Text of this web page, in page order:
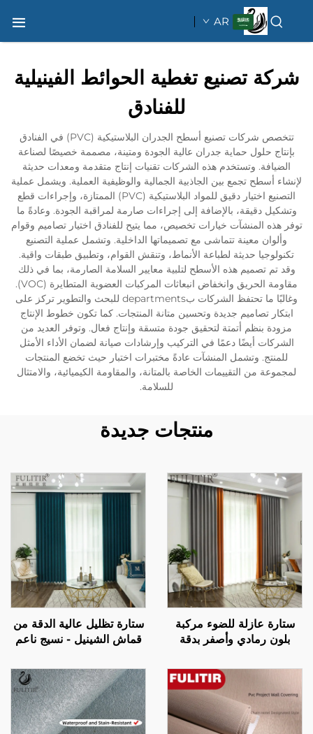
AR
شركة تصنيع تغطية الحوائط الفينيلية
للفنادق
تتخصص شركات تصنيع أسطح الجدران البلاستيكية (PVC) في الفنادق
بإنتاج حلول حماية جدران عالية الجودة ومتينة، مصممة خصيصًا لصناعة
الضيافة. وتستخدم هذه الشركات تقنيات إنتاج متقدمة ومعدات حديثة
لإنشاء أسطح تجمع بين الجاذبية الجمالية والوظيفية العملية. ويشمل عملية
التصنيع اختيار دقيق للمواد البلاستيكية (PVC) الممتازة، وإجراءات قطع
وتشكيل دقيقة، بالإضافة إلى إجراءات صارمة لمراقبة الجودة. وعادةً ما
توفر هذه المنشآت خيارات تخصيص، مما يتيح للفنادق اختيار تصاميم وقوام
وألوان معينة تتماشى مع تصميماتها الداخلية. وتشمل عملية التصنيع
تكنولوجيا حديثة لطباعة الأنماط، وتنقش القوام، وتطبيق طبقات واقية.
وقد تم تصميم هذه الأسطح لتلبية معايير السلامة الصارمة، بما في ذلك
مقاومة الحريق وانخفاض انبعاثات المركبات العضوية المتطايرة (VOC).
وغالبًا ما تحتفظ الشركات بdepartments للبحث والتطوير تركز على
ابتكار تصاميم جديدة وتحسين متانة المنتجات. كما تكون خطوط الإنتاج
مزودة بنظم أتمتة لتحقيق جودة متسقة وإنتاج فعال. وتوفر العديد من
الشركات أيضًا دعمًا في التركيب وإرشادات صيانة لضمان الأداء الأمثل
للمنتج. وتشمل المنشآت عادةً مختبرات اختبار حيث تخضع المنتجات
لمجموعة من التقييمات الخاصة بالمتانة، والمقاومة الكيميائية، والامتثال
للسلامة.
منتجات جديدة
ستارة عازلة للضوء مركبة
بلون رمادي وأصفر بدقة
ستارة ذات طراز حديث
وبسيط بألوان مُقَسَّمة
ستارة تظليل عالية الدقة من
قماش الشينيل - نسيج ناعم
ستارة مضادة للرياح وتحتفظ
بالدفء مناسبة لغرفة النوم
وغرفة المعيشة